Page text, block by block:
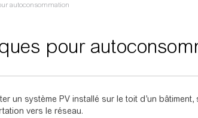
pour
autoconsommation
un système PV installé sur le toit d’un
vers le réseau.